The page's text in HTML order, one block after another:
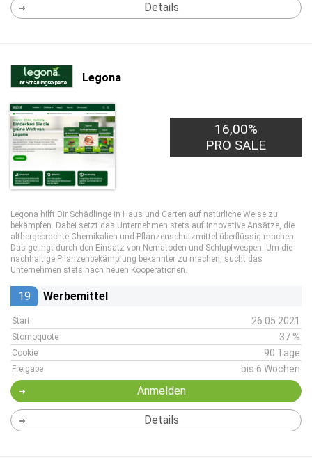
Details
Legona
16,00%
PRO SALE
Legona hilft Dir Schädlinge in Haus und Garten auf natürliche Weise zu
bekämpfen. Dabei setzt das Unternehmen stets auf innovative Ansätze, die
althergebrachte Chemikalien und Pflanzenschutzmittel überflüssig machen.
Das gelingt durch den Einsatz von Nematoden und Schlupfwespen. Um die
nachhaltige Pflanzenbekämpfung bekannter zu machen, sucht das
Unternehmen stets nach neuen Kooperationen.
19 Werbemittel
Start 26.05.2021
Stornoquote 37 %
Cookie 90 Tage
Freigabe bis 6 Wochen
Anmelden
Details